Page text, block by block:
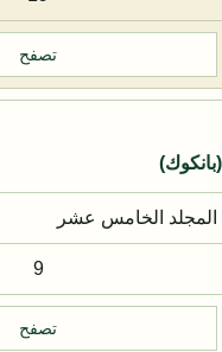
تصفح
المجلد الخامس عشر
9
تصفح